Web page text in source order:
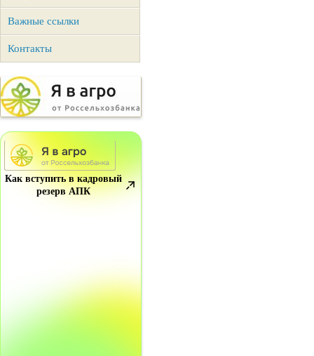
Важные ссылки
Контакты
Как вступить в кадровый
резерв АПК